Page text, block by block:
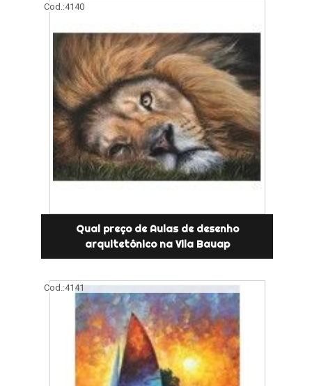
Cod.:4140
Qual preço de Aulas de desenho
arquitetônico na Vila Bauap
Cod.:4141